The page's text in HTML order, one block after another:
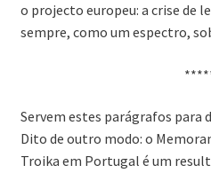
o projecto europeu: a crise de
sempre, como um espectro,
Servem estes parágrafos para
Dito de outro modo: o
Troika em Portugal é um